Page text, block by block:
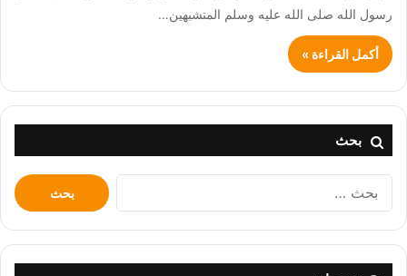
رسول الله صلى الله عليه وسلم المتشبهين…
أكمل القراءة »
بحث
البحث
عن: